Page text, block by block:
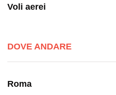
Voli aerei
DOVE ANDARE
Roma